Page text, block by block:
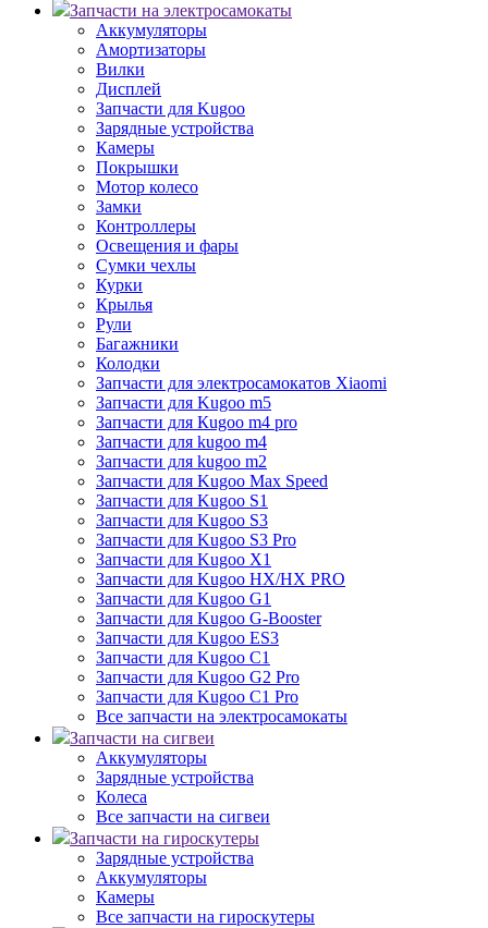
Запчасти на электросамокаты
Аккумуляторы
Амортизаторы
Вилки
Дисплей
Запчасти для Kugoo
Зарядные устройства
Камеры
Покрышки
Мотор колесо
Замки
Контроллеры
Освещения и фары
Сумки чехлы
Курки
Крылья
Рули
Багажники
Колодки
Запчасти для электросамокатов Xiaomi
Запчасти для Kugoo m5
Запчасти для Кugoo m4 pro
Запчасти для kugoo m4
Запчасти для kugoo m2
Запчасти для Kugoo Max Speed
Запчасти для Kugoo S1
Запчасти для Kugoo S3
Запчасти для Kugoo S3 Pro
Запчасти для Kugoo X1
Запчасти для Kugoo HX/HX PRO
Запчасти для Kugoo G1
Запчасти для Kugoo G-Booster
Запчасти для Kugoo ES3
Запчасти для Kugoo C1
Запчасти для Kugoo G2 Pro
Запчасти для Kugoo C1 Pro
Все запчасти на электросамокаты
Запчасти на сигвеи
Аккумуляторы
Зарядные устройства
Колеса
Все запчасти на сигвеи
Запчасти на гироскутеры
Зарядные устройства
Аккумуляторы
Камеры
Все запчасти на гироскутеры